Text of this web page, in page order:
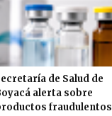
de Salud de
alerta sobre
fraudulentos